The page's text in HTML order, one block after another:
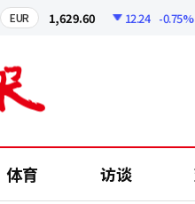
EUR 1,629.60 12.24 -0.75%
体育 访谈